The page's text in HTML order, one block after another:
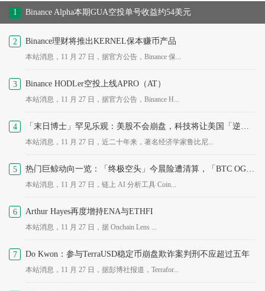
1 Binance Alpha本期GUA空投单号收益约54美元
2 Binance理财将推出KERNEL保本赚币产品
本站消息，11 月 27 日，据官方公告，Binance 保...
3 Binance HODLer空投上线APRO（AT）
本站消息，11 月 27 日，据官方公告，Binance H...
4
本站消息，11 月 27 日，近二十年来，著名经济学家鲁比尼...
5
本站消息，11 月 27 日，链上 AI 分析工具 Coin...
6 Arthur Hayes再度增持ENA与ETHFI
本站消息，11 月 27 日，据 Onchain Lens ...
7 Do Kwon：参与TerraUSD稳定币崩盘欺诈案判刑不应超过五年
本站消息，11 月 27 日，据彭博社报道，Terrafor...